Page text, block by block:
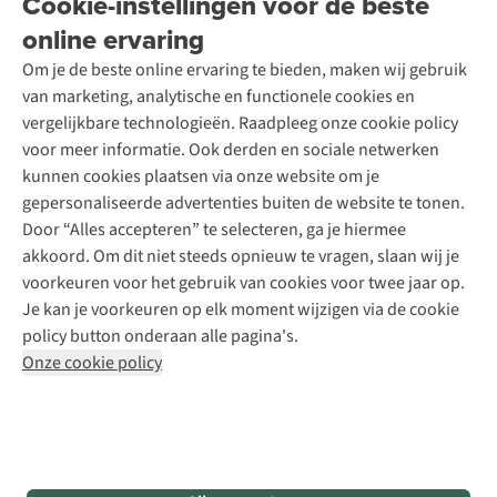
online ervaring
Om je de beste online ervaring te bieden, maken wij gebruik
van marketing, analytische en functionele cookies en
vergelijkbare technologieën. Raadpleeg onze cookie policy
voor meer informatie. Ook derden en sociale netwerken
kunnen cookies plaatsen via onze website om je
gepersonaliseerde advertenties buiten de website te tonen.
Door “Alles accepteren” te selecteren, ga je hiermee
akkoord. Om dit niet steeds opnieuw te vragen, slaan wij je
voorkeuren voor het gebruik van cookies voor twee jaar op.
Je kan je voorkeuren op elk moment wijzigen via de cookie
policy button onderaan alle pagina's.
Onze cookie policy
Garantie
Contact
Over A.S.Adventure
Toegankelijkheidsverklaring
Wasservice
Schoenonderhoud
Schoenherstelling
Kledingherstelling
Retouches
Voor bedrijven
A.S.Magazine
Podcast
Explore Academy
Explore Camp
Gear Check
Inspiratie & advies
Meld je aan voor de nieuwsbrief
Follow us
Disclaimer Privacy Policy
Algemene voorwaarden
Cookie Policy